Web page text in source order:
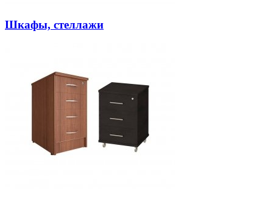
Шкафы, стеллажи